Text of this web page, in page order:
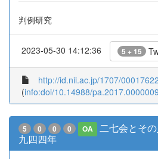
判例研究
2023-05-30 14:12:36 5 + 15
http://id.nii.ac.jp/1707/
(info:doi/10.14988/
5 0 0 0 OA
二七会とそ
九四四年